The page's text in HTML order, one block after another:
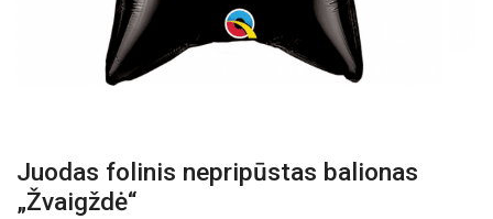
Juodas folinis nepripūstas balionas
„Žvaigždė“